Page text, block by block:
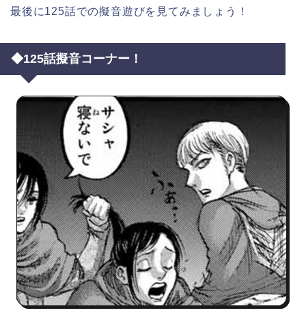
最後に125話での擬音遊びを見てみましょう！
◆125話擬音コーナー！